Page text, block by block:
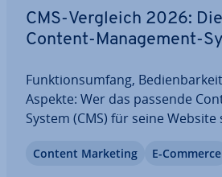
CMS-Vergleich 2026:
Content-Ma­nage­ment-
Funk­ti­ons­um­fang,
Aspekte: Wer das passende
System (CMS) für seine
kleinen Blog und einer großen
Content Marketing E-Commerce